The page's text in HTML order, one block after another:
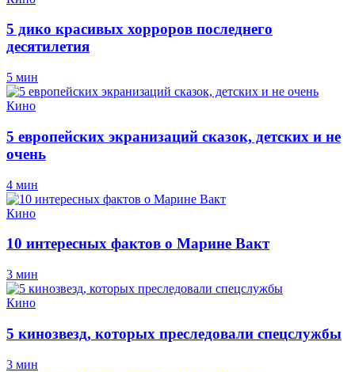
5 дико красивых хорроров последнего
десятилетия
5 мин
Кино
5 европейских экранизаций сказок, детских и не
очень
4 мин
Кино
10 интересных фактов о Марине Вакт
3 мин
Кино
5 кинозвезд, которых преследовали спецслужбы
3 мин